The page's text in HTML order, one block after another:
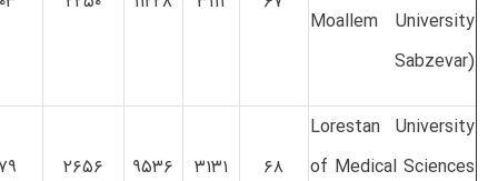
Moallem University
Sabzevar)‬
Lorestan University
of Medical Sciences
۶۸ ۳۱۳۱ ۹۵۳۶ ۲۶۵۶